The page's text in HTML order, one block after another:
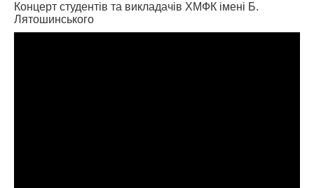
Концерт студентів та викладачів ХМФК імені Б.
Лятошинського